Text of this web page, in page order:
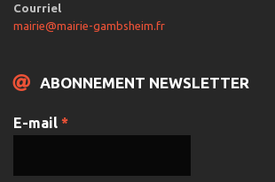
Courriel
mairie@mairie-gambsheim.fr
ABONNEMENT NEWSLETTER
E-mail *